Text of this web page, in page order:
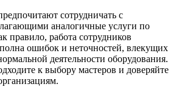
сотрудничать с
аналогичные услуги по
правило, работа сотрудников
ошибок и неточностей, влекущих
деятельности оборудования.
к выбору мастеров и доверяйте